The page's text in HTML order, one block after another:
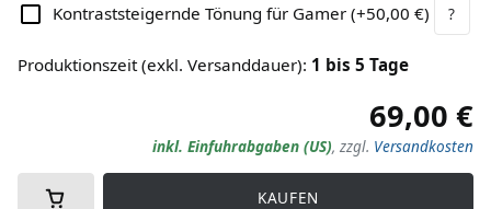
Kontraststeigernde Tönung für Gamer (+50,00 €) ?
Produktionszeit (exkl. Versanddauer): 1 bis 5 Tage
69,00 €
inkl. Einfuhrabgaben (US), zzgl. Versandkosten
KAUFEN